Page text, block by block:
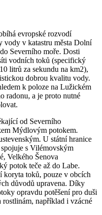
evropské rozvodí
vody v katastru města Dolní
Severního moře. Dosti
vodních toků (specifický
litrů za sekundu na km2),
dobrou kvalitu vody.
k poloze na Lužickém
radonu, a je proto nutné
od Severního
Mýdlovým potokem.
U státní hranice
s Vilémovským
Velkého Šenova
potok teče až do Labe.
koryta toků, pouze v obcích
důvodů upravena. Díky
opravdu potěšení pro duši
například i vzácné